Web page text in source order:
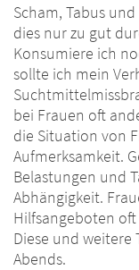
Scham, Tabus
dies nur zu gut
Konsumiere ich
sollte ich mein
bei Frauen oft
die Situation von
Aufmerksamkeit.
Belastungen und
Abhängigkeit.
Hilfsangeboten
Diese und
Abends.